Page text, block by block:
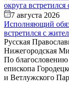
7 августа 2026
Исполняющий
встретился с
Русская
Нижегородская
По благословению
епископа
и Ветлужского